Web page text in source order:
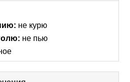
не курю
не пью